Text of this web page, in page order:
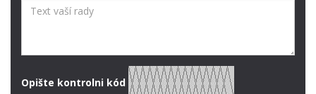
Opište kontrolni kód